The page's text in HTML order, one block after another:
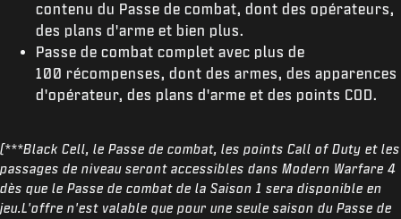
contenu du Passe de combat, dont des opérateurs,
des plans d'arme et bien plus.
Passe de combat complet avec plus de
100 récompenses, dont des armes, des apparences
d'opérateur, des plans d'arme et des points COD.
(***Black Cell, le Passe de combat, les points Call of Duty et les
passages de niveau seront accessibles dans Modern Warfare 4
dès que le Passe de combat de la Saison 1 sera disponible en
jeu.L'offre n'est valable que pour une seule saison du Passe de